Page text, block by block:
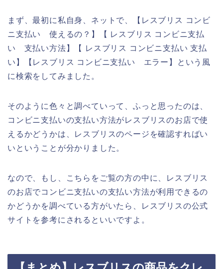
まず、最初に私自身、ネットで、【レスブリス コンビ
ニ支払い 使えるの？】【 レスブリス コンビニ支払
い 支払い方法】【 レスブリス コンビニ支払い 支払
い】【レスブリス コンビニ支払い エラー】という風
に検索をしてみました。
そのように色々と調べていって、ふっと思ったのは、
コンビニ支払いの支払い方法がレスブリスのお店で使
えるかどうかは、レスブリスのページを確認すればい
いということが分かりました。
なので、もし、こちらをご覧の方の中に、レスブリス
のお店でコンビニ支払いの支払い方法が利用できるの
かどうかを調べている方がいたら、レスブリスの公式
サイトを参考にされるといいですよ。